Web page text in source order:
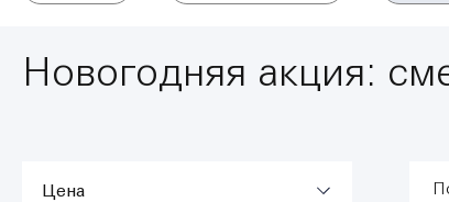
Новогодняя акция:
Цена